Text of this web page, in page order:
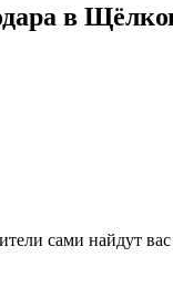
в
сами найдут вас